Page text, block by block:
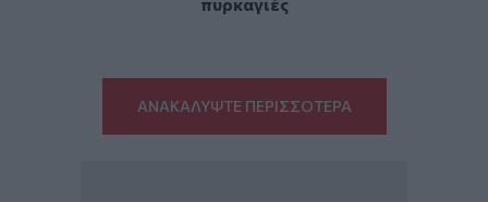
ΑΝΑΚΑΛΥΨΤΕ ΠΕΡΙΣΣΟΤΕΡΑ